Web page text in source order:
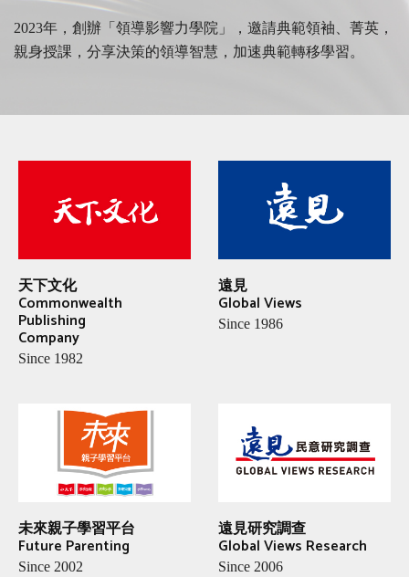
2023年，創辦「領導影響力學院」，邀請典範領袖、菁英，
親身授課，分享決策的領導智慧，加速典範轉移學習。
天下文化
Commonwealth
Publishing
Company
Since 1982
遠見
Global Views
Since 1986
未來親子學習平台
Future Parenting
Since 2002
遠見研究調查
Global Views Research
Since 2006